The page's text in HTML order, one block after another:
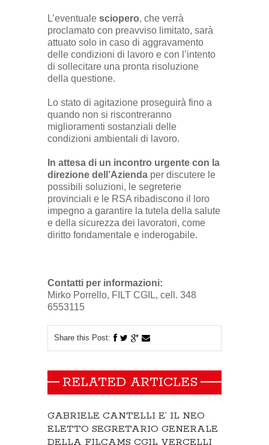
L’eventuale sciopero, che verrà
proclamato con preavviso limitato, sarà
attuato solo in caso di aggravamento
delle condizioni di lavoro e con l’intento
di sollecitare una pronta risoluzione
della questione.
Lo stato di agitazione proseguirà fino a
quando non si riscontreranno
miglioramenti sostanziali delle
condizioni ambientali di lavoro.
In attesa di un incontro urgente con la
direzione dell’Azienda per discutere le
possibili soluzioni, le segreterie
provinciali e le RSA ribadiscono il loro
impegno a garantire la tutela della salute
e della sicurezza dei lavoratori, come
diritto fondamentale e inderogabile.
Contatti per informazioni:
Mirko Porrello, FILT CGIL, cell. 348
6553115
Share this Post:
RELATED ARTICLES
GABRIELE CANTELLI E’ IL NEO
ELETTO SEGRETARIO GENERALE
DELLA FILCAMS CGIL VERCELLI